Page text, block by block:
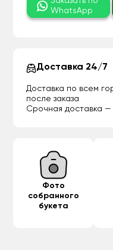
WhatsApp
Доставка 24/7
Доставка по всем
после заказа
Срочная доставка
Фото
собранного
букета